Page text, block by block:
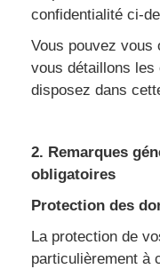
confidentialité ci-
Vous pouvez vous
vous détaillons les
disposez dans
2. Remarques
obligatoires
Protection des
La protection de
particulièrement à